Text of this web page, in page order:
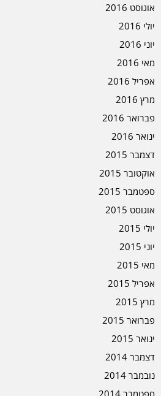
אוגוסט 2016
יולי 2016
יוני 2016
מאי 2016
אפריל 2016
מרץ 2016
פברואר 2016
ינואר 2016
דצמבר 2015
אוקטובר 2015
ספטמבר 2015
אוגוסט 2015
יולי 2015
יוני 2015
מאי 2015
אפריל 2015
מרץ 2015
פברואר 2015
ינואר 2015
דצמבר 2014
נובמבר 2014
ספטמבר 2014